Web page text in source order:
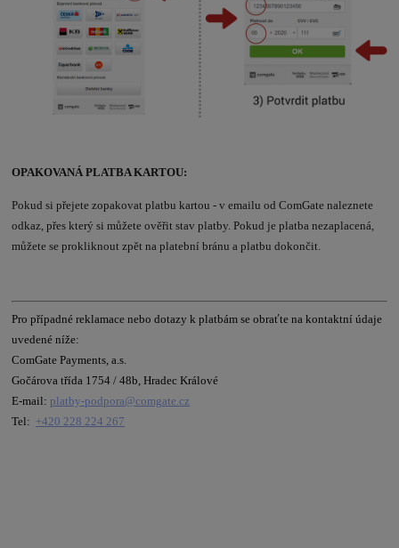
OPAKOVANÁ PLATBA KARTOU:
Pokud si přejete zopakovat platbu kartou - v emailu od ComGate naleznete
odkaz, přes který si můžete ověřit stav platby. Pokud je platba nezaplacená,
můžete se prokliknout zpět na platební bránu a platbu dokončit.
Pro případné reklamace nebo dotazy k platbám se obraťte na kontaktní údaje
uvedené níže:
ComGate Payments, a.s.
Gočárova třída 1754 / 48b, Hradec Králové
E-mail: platby-podpora@comgate.cz
Tel: +420 228 224 267